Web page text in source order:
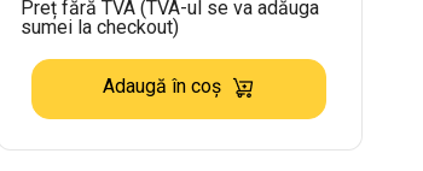
Preț fără TVA (TVA-ul se va adăuga
sumei la checkout)
Adaugă în coș